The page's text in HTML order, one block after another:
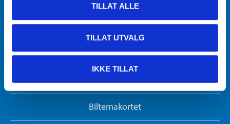
TILLAT ALLE
TILLAT UTVALG
IKKE TILLAT
Brosjyrer
Kundesenter
Biltemakortet